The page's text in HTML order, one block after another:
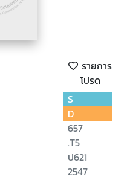
รายการ
โปรด
S
D
657
.T5
ป621
2547